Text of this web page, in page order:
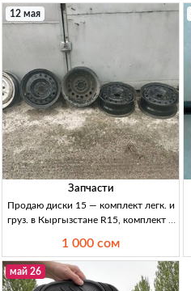
23см, в упак.
12 мая
Запчасти
Продаю диски 15 — комплект легк. и
груз. в Кыргызстане R15, комплект 6
груз. диски (1500с/шт).
1 000 сом
май 26